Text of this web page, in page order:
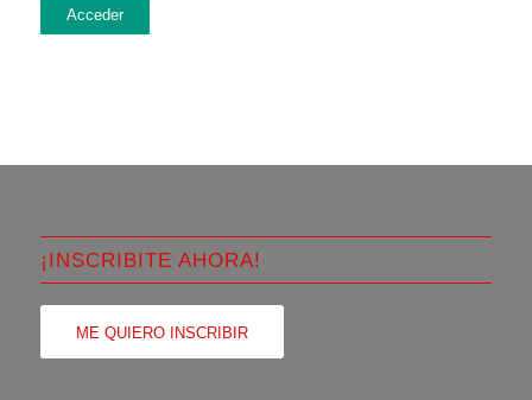
Acceder
¡INSCRIBITE AHORA!
ME QUIERO INSCRIBIR